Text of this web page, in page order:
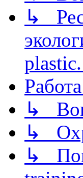
↳
↳
↳
↳